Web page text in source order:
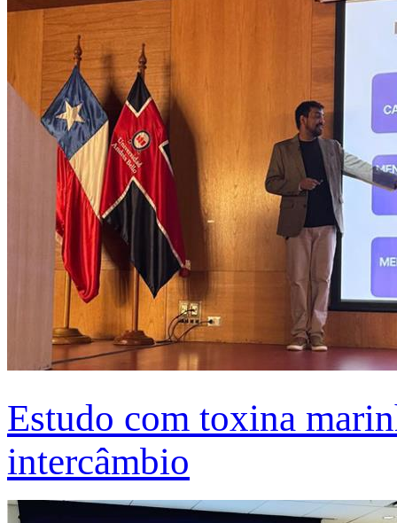
Estudo com toxina
intercâmbio